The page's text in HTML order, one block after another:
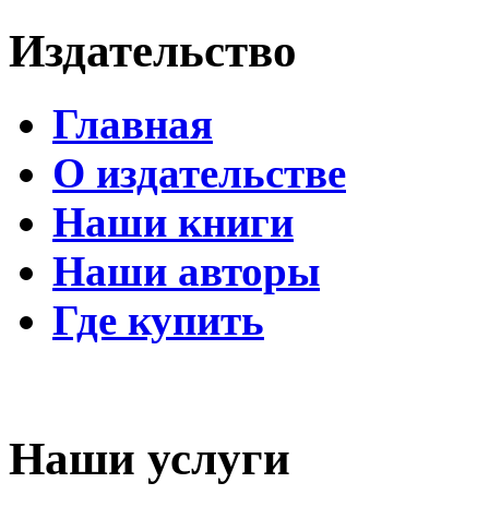
Издательство
Главная
О издательстве
Наши книги
Наши авторы
Где купить
Наши услуги